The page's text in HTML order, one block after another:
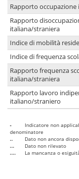
Rapporto
Rapporto
italiana/straniera
Indice di mobilità
Indice di frequenza
Rapporto frequenza
italiana/straniera
Rapporto lavoro
italiano/straniero
-
Indicatore non
denominatore
..
Dato non ancora
...
Dato non rilevato
....
La mancanza o